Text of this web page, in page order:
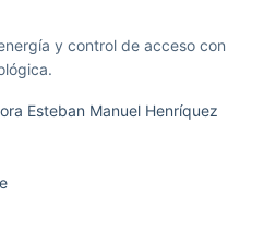
y control de acceso con
Esteban Manuel Henríquez